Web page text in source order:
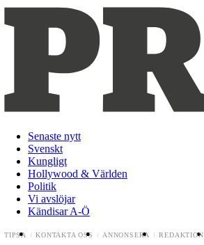
Senaste nytt
Svenskt
Kungligt
Hollywood & Världen
Politik
Vi avslöjar
Kändisar A-Ö
TIPSA KONTAKTA OSS ANNONSERA REDAKTION